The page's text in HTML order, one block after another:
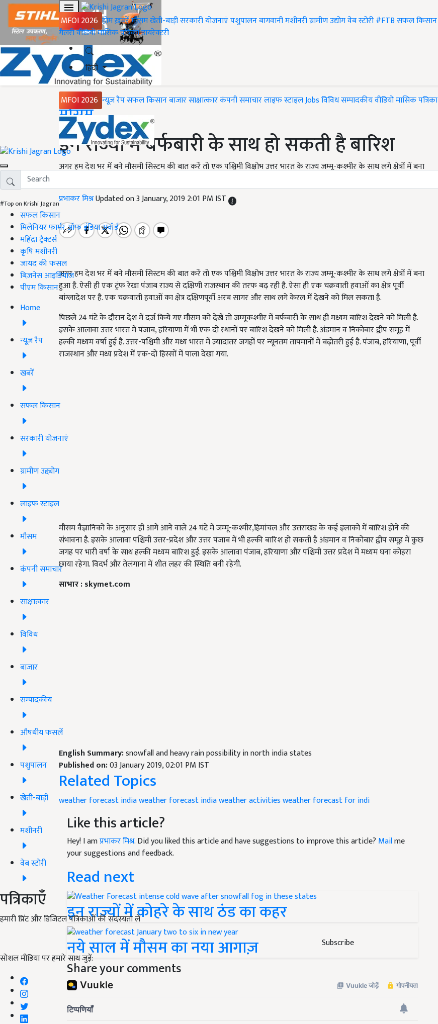
MFOI 2026 होमख़बरेंमौसमखेती-बाड़ीसरकारी योजनाएंपशुपालनबागवानीमशीनरीग्रामीण उद्योगवेब स्टोरी#FTBसफल किसान
गैलरीवीडियोमासिक पत्रिकाडायरेक्टरी
हिंदी
MFOI 2026 न्यूज़ रैपसफल किसानबाजारसाक्षात्कारकंपनी समाचारलाइफ स्टाइलJobsविविधसम्पादकीयवीडियोमासिक पत्रिका
#Top on Krishi Jagran
सफल किसान
मिलेनियर फार्मर ऑफ इंडिया अवॉर्ड
महिंद्रा ट्रैक्टर्स
कृषि मशीनरी
जायद की फसल
बिज़नेस आइडियाज
पीएम किसान
Home
न्यूज़ रैप
खबरें
सफल किसान
सरकारी योजनाएं
ग्रामीण उद्द्योग
लाइफ स्टाइल
मौसम
कंपनी समाचार
साक्षात्कार
विविध
बाजार
सम्पादकीय
औषधीय फसलें
पशुपालन
खेती-बाड़ी
मशीनरी
वेब स्टोरी
पत्रिकाएँ
हमारी प्रिंट और डिजिटल पत्रिकाओं की सदस्यता लें
Subscribe
सोशल मीडिया पर हमारे साथ जुड़ें:
Home
मौसम
इन राज्यों में बर्फबारी के साथ हो सकती है बारिश
अगर हम देश भर में बने मौसमी सिस्टम की बात करें तो एक पश्चिमी विक्षोभ उत्तर भारत के राज्य जम्मू-कश्मीर के साथ लगे क्षेत्रों में बना
प्रभाकर मिश्रUpdated on 3 January, 2019 2:01 PM IST
अगर हम देश भर में बने मौसमी सिस्टम की बात करें तो एक पश्चिमी विक्षोभ उत्तर भारत के राज्य जम्मू-कश्मीर के साथ लगे क्षेत्रों में बना
हुआ है. ऐसी ही एक ट्रंफ रेखा पंजाब राज्य से दक्षिणी राजस्थान की तरफ बढ़ रही है. ऐसा ही एक चक्रवाती हवाओं का क्षेत्र पूर्वी
बांग्लादेश पर है. एक चक्रवाती हवाओं का क्षेत्र दक्षिणपूर्वी अरब सागर और साथ लगे केरल में देखने को मिल सकता है.
पिछले 24 घंटे के दौरान देश में दर्ज किये गए मौसम को देखें तो जम्मूकश्मीर में बर्फबारी के साथ ही मध्यम बारिश देखने को मिली है.
इसके आलावा उत्तर भारत में पंजाब, हरियाणा में भी एक दो स्थानों पर बारिश देखने को मिली है. अंडमान व निकोबार द्वीप समूह में
हल्की मध्यम वर्षा हुई है. उत्तर-पश्चिमी और मध्य भारत में ज़्यादातर जगहों पर न्यूनतम तापमानों में बढ़ोतरी हुई है. पंजाब, हरियाणा, पूर्वी
राजस्थान और मध्य प्रदेश में एक-दो हिस्सों में पाला देखा गया.
मौसम वैज्ञानिको के अनुसार ही आगे आने वाले 24 घंटे में जम्मू-कश्मीर,हिमांचल और उत्तराखंड के कई इलाको में बारिश होने की
संभावना है. इसके आलावा पश्चिमी उत्तर-प्रदेश और उत्तर पंजाब में भी हल्की बारिश हो सकती है अंडमान व निकोबार द्वीप समूह में कुछ
जगह पर भारी वर्षा के साथ हल्की मध्यम बारिश हुई. इसके आलावा पंजाब, हरियाणा और पश्चिमी उत्तर प्रदेश में मध्यम घना कोहरा
छाया रहेगा. विदर्भ और तेलंगाना में शीत लहर की स्थिति बनी रहेगी.
साभार : skymet.com
English Summary:snowfall and heavy rain possibility in north india states
Published on:03 January 2019, 02:01 PM IST
Related Topics
weather forecastindia weather forecastindia weather activitiesweather forecast for indi
Like this article?
Hey! I amप्रभाकर मिश्र. Did you liked this article and have suggestions to improve this article? Mailme
your suggestions and feedback.
Read next
इन राज्यों में कोहरे के साथ ठंड का कहर
नये साल में मौसम का नया आगाज़
Share your comments